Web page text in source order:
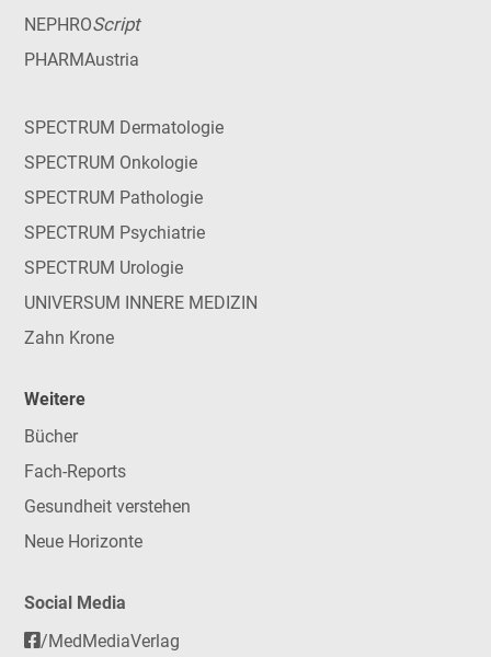
NEPHROScript
PHARMAustria
SPECTRUM Dermatologie
SPECTRUM Onkologie
SPECTRUM Pathologie
SPECTRUM Psychiatrie
SPECTRUM Urologie
UNIVERSUM INNERE MEDIZIN
Zahn Krone
Weitere
Bücher
Fach-Reports
Gesundheit verstehen
Neue Horizonte
Social Media
/MedMediaVerlag